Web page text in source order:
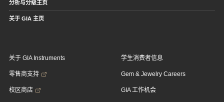
分析与分级主页
关于 GIA 主页
关于 GIA Instruments
零售商支持
校区商店
学生消费者信息
Gem & Jewelry Careers
GIA 工作机会